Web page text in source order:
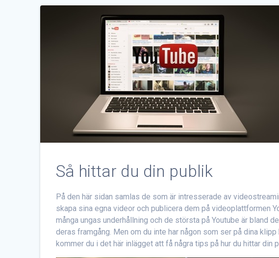
Så hittar du din publik
På den här sidan samlas de som är intresserade av
skapa sina egna videor och publicera dem på videoplattformen
många ungas underhållning och de största på Youtube är bland
deras framgång. Men om du inte har någon som ser på dina
kommer du i det här inlägget att få några tips på hur du hittar din